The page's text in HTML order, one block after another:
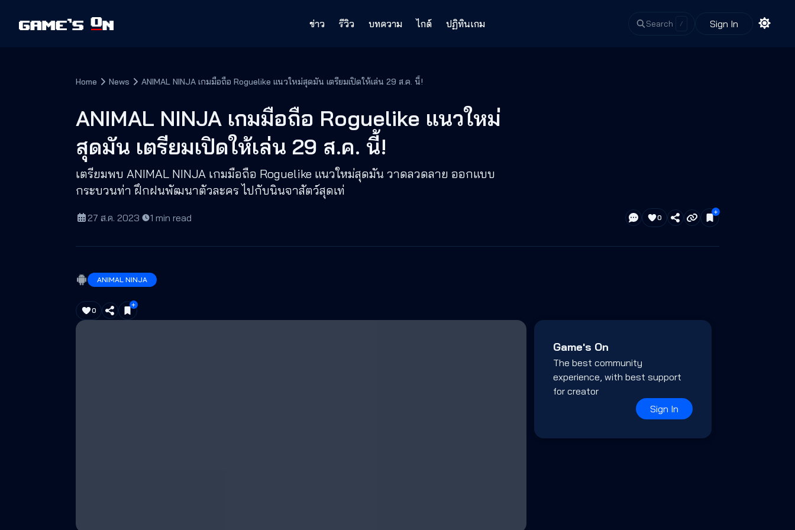
ข่าว รีวิว บทความ ไกด์ ปฏิทินเกม Search / Sign In
Home News ANIMAL NINJA เกมมือถือ Roguelike แนวใหม่สุดมัน เตรียมเปิดให้เล่น 29 ส.ค. นี้!
ANIMAL NINJA เกมมือถือ Roguelike แนวใหม่
สุดมัน เตรียมเปิดให้เล่น 29 ส.ค. นี้!
เตรียมพบ ANIMAL NINJA เกมมือถือ Roguelike แนวใหม่สุดมัน วาดลวดลาย ออกแบบ
กระบวนท่า ฝึกฝนพัฒนาตัวละคร ไปกับนินจาสัตว์สุดเท่
27 ส.ค. 2023· 1 min read 0
ANIMAL NINJA
0
Game's On
The best community
experience, with best support
for creator
Sign In